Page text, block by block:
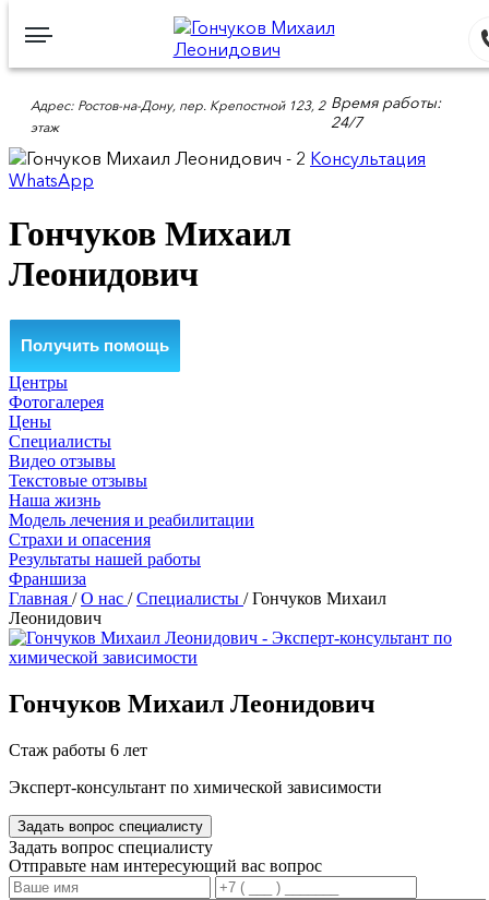
Адрес: Ростов-на-Дону, пер. Крепостной 123, 2
этаж
Время работы:
24/7
Консультация
WhatsApp
Гончуков Михаил
Леонидович
Получить помощь
Центры
Фотогалерея
Цены
Специалисты
Видео отзывы
Текстовые отзывы
Наша жизнь
Модель лечения и реабилитации
Страхи и опасения
Результаты нашей работы
Франшиза
Главная /О нас /Специалисты / Гончуков Михаил
Леонидович
Гончуков Михаил Леонидович
Стаж работы 6 лет
Эксперт-консультант по химической зависимости
Задать вопрос специалисту
Задать вопрос специалисту
Отправьте нам интересующий вас вопрос